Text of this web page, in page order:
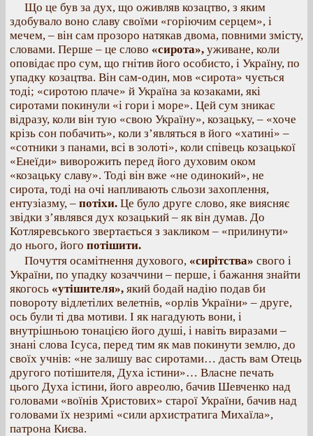
Що це був за дух, що оживляв козацтво, з яким
здобувало воно славу своїми «горіючим серцем», і
мечем, – він сам прозоро натякав двома, повними змісту,
словами. Перше – це слово «сирота», уживане, коли
оповідає про сум, що гнітив його особисто, і Україну, по
упадку козацтва. Він сам-один, мов «сирота» чується
тоді; «сиротою плаче» й Україна за козаками, які
сиротами покинули «і гори і море». Цей сум зникає
відразу, коли він тую «свою Україну», козацьку, – «хоче
крізь сон побачить», коли з’являться в його «хатині» –
«сотники з панами, всі в золоті», коли співець козацької
«Енеїди» виворожить перед його духовим оком
«козацьку славу». Тоді він вже «не одинокий», не
сирота, тоді на очі напливають сльози захоплення,
ентузіазму, – потіхи. Це було друге слово, яке виясняє
звідки з’являвся дух козацький – як він думав. До
Котляревського звертається з закликом – «прилинути»
до нього, його потішити.
Почуття осамітнення духового, «сирітства» свого і
України, по упадку козаччини – перше, і бажання знайти
якогось «утішителя», який бодай надію подав би
повороту відлетілих велетнів, «орлів України» – друге,
ось були ті два мотиви. І як нагадують вони, і
внутрішньою тонацією його душі, і навіть виразами –
знані слова Ісуca, перед тим як мав покинути землю, до
своїх учнів: «не залишу вас сиротами… дасть вам Отець
другого потішителя, Духа істини»… Власне печать
цього Духа істини, його авреолю, бачив Шевченко над
головами «воїнів Христових» старої України, бачив над
головами їх незримі «сили архистратига Михаїла»,
патрона Києва.